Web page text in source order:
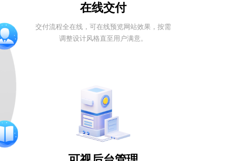
在线交付
交付流程全在线，可在线预览网站效果，按需
调整设计风格直至用户满意。